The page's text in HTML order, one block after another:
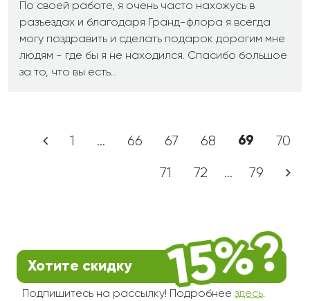
По своей работе, я очень часто нахожусь в
разъездах и благодаря Гранд-флора я всегда
могу поздравить и сделать подарок дорогим мне
людям - где бы я не находился. Спасибо большое
за то, что вы есть...
1 ... 66 67 68 69 70
71 72 ... 79
Хотите скидку
Подпишитесь на рассылку! Подробнее здесь.